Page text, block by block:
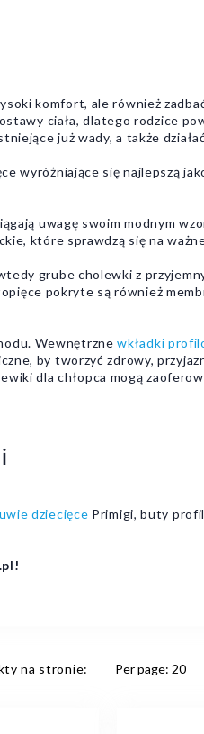
komfort, ale również
ciała, dlatego rodzice
już wady, a także
wyróżniające się najlepszą
uwagę swoim modnym
które sprawdzą się na
grube cholewki z
pokryte są również
Wewnętrznewkładki
by tworzyć zdrowy,
dla chłopca mogą
dziecięce Primigi, buty
na stronie: